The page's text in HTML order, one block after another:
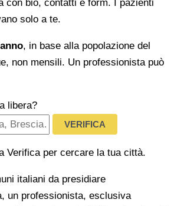
con bio, contatti e form. I pazienti
solo a te.
, in base alla popolazione del
non mensili. Un professionista può
libera?
VERIFICA
Verifica per cercare la tua città.
italiani da presidiare
un professionista, esclusiva